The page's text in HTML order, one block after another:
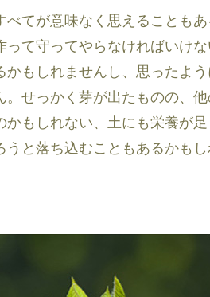
てが意味なく思えることも
て守ってやらなければいけな
もしれませんし、思ったよう
せっかく芽が出たものの、
もしれない、土にも栄養が
と落ち込むこともあるかもし